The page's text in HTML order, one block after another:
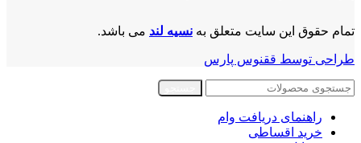
تمام حقوق این سایت متعلق به نسیه لند می باشد.
طراحی توسط ققنوس پارس
راهنمای دریافت وام
خرید اقساطی